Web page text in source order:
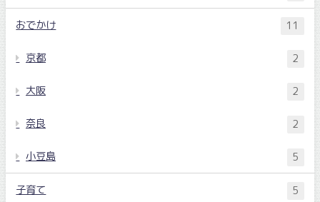
おでかけ 11
京都 2
大阪 2
奈良 2
小豆島 5
子育て 5